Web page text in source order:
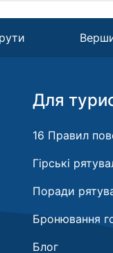
Для
16 Правил
Гірські
Поради
Бронювання
Блог